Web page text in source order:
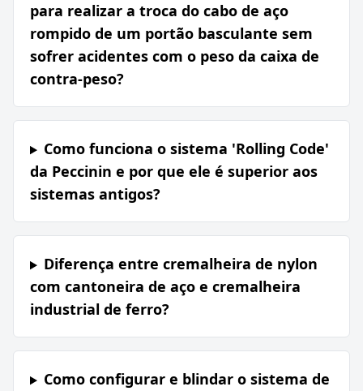
para realizar a troca do cabo de aço
rompido de um portão basculante sem
sofrer acidentes com o peso da caixa de
contra-peso?
Como funciona o sistema 'Rolling Code'
da Peccinin e por que ele é superior aos
sistemas antigos?
Diferença entre cremalheira de nylon
com cantoneira de aço e cremalheira
industrial de ferro?
Como configurar e blindar o sistema de